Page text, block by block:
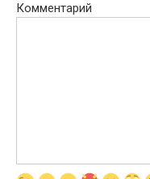
Комментарий